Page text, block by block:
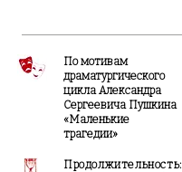
По мотивам
драматургического
цикла Александра
Сергеевича Пушкина
«Маленькие
трагедии»
Продолжительность: